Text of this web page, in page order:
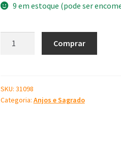
9 em estoque (pode ser
Lisa
M
Comprar
SKU: 31098
Categoria: Anjos e Sagrado